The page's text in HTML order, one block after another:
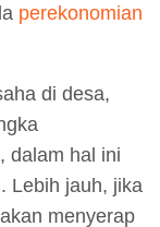
perekonomian
di desa,
dalam hal ini
Lebih jauh, jika
menyerap